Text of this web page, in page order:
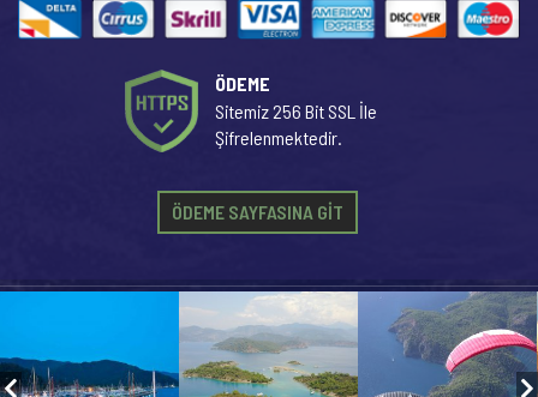
ÖDEME
Sitemiz 256 Bit SSL İle
Şifrelenmektedir.
ÖDEME SAYFASINA GİT